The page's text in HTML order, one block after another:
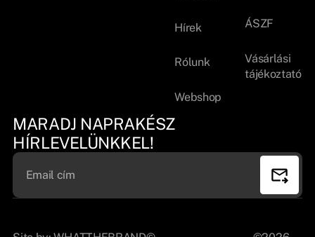
Hírek
Rólunk
Webshop
ÁSZF
Vásárlási
tájékoztató
MARADJ NAPRAKÉSZ
HÍRLEVELÜNKKEL!